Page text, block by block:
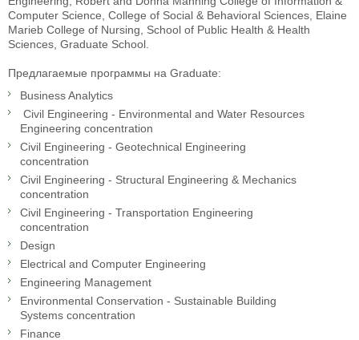
Computer Science, College of Social & Behavioral Sciences, Elaine
Marieb College of Nursing, School of Public Health & Health
Sciences, Graduate School.
Предлагаемые программы на Graduate:
Business Analytics
Civil Engineering - Environmental and Water Resources
Engineering concentration
Civil Engineering - Geotechnical Engineering
concentration
Civil Engineering - Structural Engineering & Mechanics
concentration
Civil Engineering - Transportation Engineering
concentration
Design
Electrical and Computer Engineering
Engineering Management
Environmental Conservation - Sustainable Building
Systems concentration
Finance